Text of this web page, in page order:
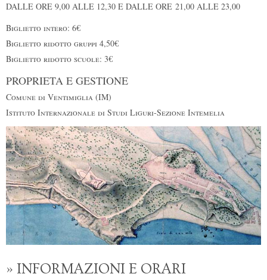
DALLE ORE 9,00 ALLE 12,30 E DALLE ORE 21,00 ALLE 23,00
Biglietto intero: 6€
Biglietto ridotto gruppi 4,50€
Biglietto ridotto scuole: 3€
PROPRIETA E GESTIONE
Comune di Ventimiglia (IM)
Istituto Internazionale di Studi Liguri-Sezione Intemelia
» INFORMAZIONI E ORARI